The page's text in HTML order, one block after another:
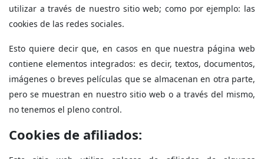
utilizar a través de nuestro sitio web; como por ejemplo: las
cookies de las redes sociales.
Esto quiere decir que, en casos en que nuestra página web
contiene elementos integrados: es decir, textos, documentos,
imágenes o breves películas que se almacenan en otra parte,
pero se muestran en nuestro sitio web o a través del mismo,
no tenemos el pleno control.
Cookies de afiliados: